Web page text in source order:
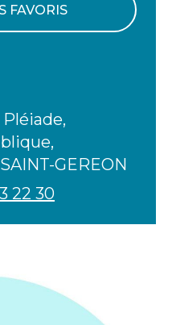
FAVORIS
GEREON
22 30